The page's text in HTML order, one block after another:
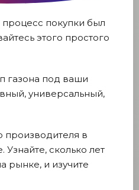
покупки был
этого простого
газона под ваши
универсальный,
в
сколько лет
рынке, и изучите